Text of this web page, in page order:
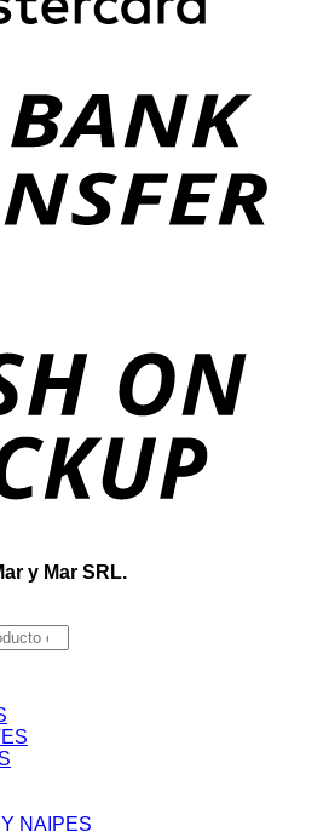
y Mar SRL.
NAIPES